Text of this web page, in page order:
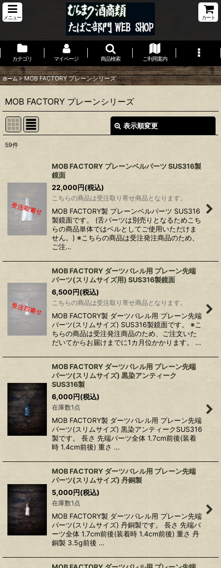
メニュー カート
カテゴリ マイページ 商品検索 ご利用案内
ホーム > MOB FACTORY プレーンシリーズ
MOB FACTORY プレーンシリーズ
表示順変更
並び順:
絞り込む
59件
MOB FACTORY プレーンベルパーツ SUS316製
鏡面
22,000円(税込)
こちらの商品は受注取り寄せ商品となります。
MOB FACTORY製 プレーンベルパーツ SUS316
製鏡面です。 (舌パーツは別売りとなるためこち
らの商品単体ではベルとしてご使用いただけま
せん。) ※こちらの商品は受注発注商品のため、
ご注…
MOB FACTORY ダーツバレル用 プレーン先端
パーツ(スリムサイズ用) SUS316製鏡面
6,500円(税込)
こちらの商品は受注取り寄せ商品となります。
MOB FACTORY製 ダーツバレル用 プレーン先端
パーツ(スリムサイズ) SUS316製鏡面です。 ※こ
ちらの商品は受注発注商品のため、ご注文いた
だいてからお届けまでに1カ月位かかります。 …
MOB FACTORY ダーツバレル用 プレーン先端
パーツ(スリムサイズ) 黒染アンティーク
SUS316製
6,000円(税込)
在庫数1点
MOB FACTORY製 ダーツバレル用 プレーン先端
パーツ(スリムサイズ) 黒染アンティークSUS316
製です。 長さ 先端パーツ全体 1.7cm前後(装着
時 1.4cm前後) 重さ …
MOB FACTORY ダーツバレル用 プレーン先端
パーツ(スリムサイズ) 丹銅製
5,000円(税込)
在庫数1点
MOB FACTORY製 ダーツバレル用 プレーン先端
パーツ(スリムサイズ) 丹銅製です。 長さ 先端パ
ーツ全体 1.7cm前後(装着時 1.4cm前後) 重さ 丹
銅製 3.5g前後 …